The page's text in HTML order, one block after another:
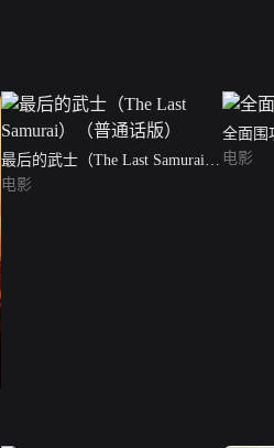
最后的武士（The Last Samurai）
（普通话版）
电影
全面围
电影